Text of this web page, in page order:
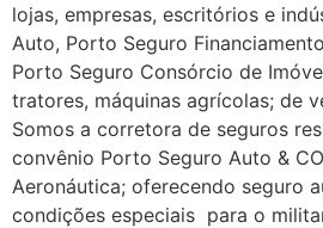
lojas, empresas, escritórios e
Auto, Porto Seguro
Porto Seguro Consórcio de
tratores, máquinas agrícolas; de
Somos a corretora de seguros
convênio Porto Seguro Auto &
Aeronáutica; oferecendo seguro
condições especiais para o